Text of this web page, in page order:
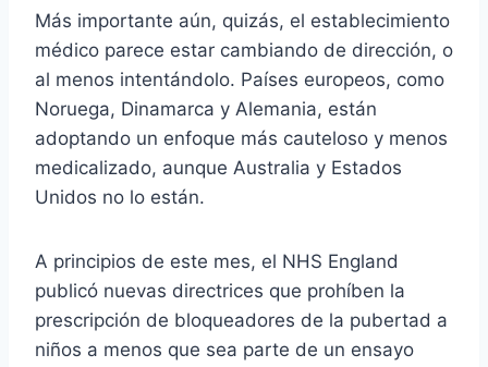
Más importante aún, quizás, el establecimiento
médico parece estar cambiando de dirección, o
al menos intentándolo. Países europeos, como
Noruega, Dinamarca y Alemania, están
adoptando un enfoque más cauteloso y menos
medicalizado, aunque Australia y Estados
Unidos no lo están.
A principios de este mes, el NHS England
publicó nuevas directrices que prohíben la
prescripción de bloqueadores de la pubertad a
niños a menos que sea parte de un ensayo